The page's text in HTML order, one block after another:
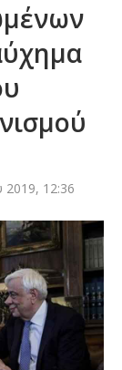
2019, 12:36